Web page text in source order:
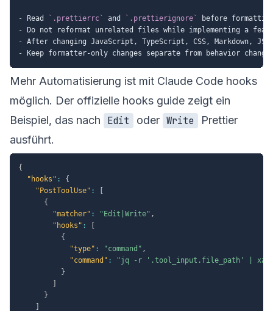
- Read `.prettierrc` and
`.prettierignore`
-
- After changing JavaScript, TypeScript, CSS, Markdown,
-
Mehr Automatisierung ist mit Claude Code hooks
möglich. Der offizielle hooks guide zeigt ein
Beispiel, das nach
Edit oder Write
Prettier
ausführt.
{
"hooks" :
{
"PostToolUse" :
{
"matcher" : "Edit|Write" ,
"hooks" :
{
"type" : "command" ,
"command" :
"jq -r '.tool_input.file_path' |
}
}